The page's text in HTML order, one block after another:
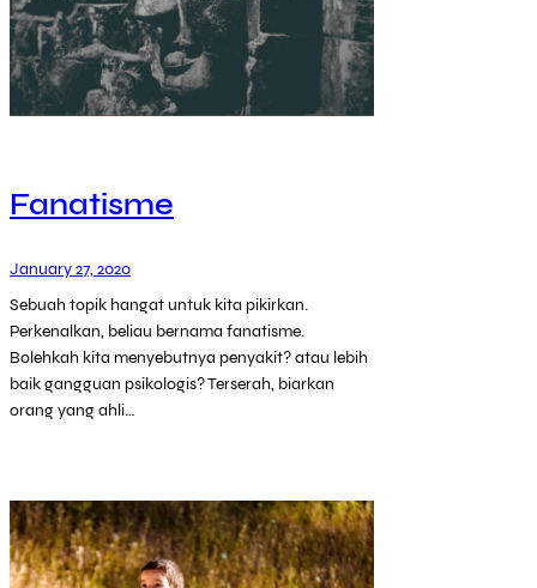
Fanatisme
January 27, 2020
Sebuah topik hangat untuk kita pikirkan.
Perkenalkan, beliau bernama fanatisme.
Bolehkah kita menyebutnya penyakit? atau lebih
baik gangguan psikologis? Terserah, biarkan
orang yang ahli…